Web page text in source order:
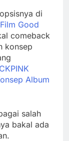
di
Good
comeback
konsep
Album
salah
bakal ada